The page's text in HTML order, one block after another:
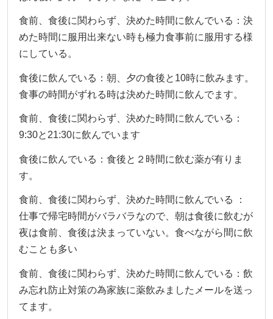
食前、食後に関わらず、決めた時間に飲んでいる：決
めた時間に服用出来ない時も極力食事前に服用する様
にしている。
食後に飲んでいる：朝、夕の食後と10時に飲みます。
食事の時間がずれる時は決めた時間に飲んでます。
食前、食後に関わらず、決めた時間に飲んでいる：
9:30と21:30に飲んでいます
食後に飲んでいる：食後と２時間に飲む薬が有りま
す。
食前、食後に関わらず、決めた時間に飲んでいる ：
仕事で帰宅時間がバラバラなので、朝は食後に飲むが
夜は食前、食後は決まっていない。食べながら間に飲
むことも多い
食前、食後に関わらず、決めた時間に飲んでいる：飲
み忘れ防止対策の為家族に薬飲みましたメールを送っ
てます。